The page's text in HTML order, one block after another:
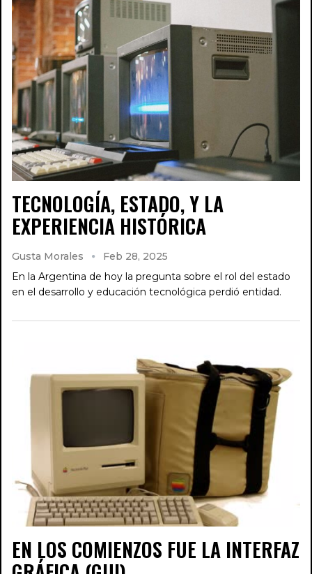
TECNOLOGÍA, ESTADO, Y LA
EXPERIENCIA HISTÓRICA
Gusta Morales
Feb 28, 2025
En la Argentina de hoy la pregunta sobre el rol del estado
en el desarrollo y educación tecnológica perdió entidad.
EN LOS COMIENZOS FUE LA INTERFAZ